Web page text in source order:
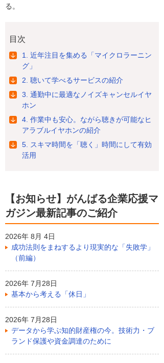
る。
目次
1. 近年注目を集める「マイクロラーニン
グ」
2. 聴いて学べるサービスの紹介
3. 通勤中に最適なノイズキャンセルイヤ
ホン
4. 作業中も安心。ながら聴きが可能なヒ
アラブルイヤホンの紹介
5. スキマ時間を「聴く」時間にして有効
活用
【お知らせ】がんばる企業応援マ
ガジン最新記事のご紹介
2026年 8月 4日
成功法則をまねするより現実的な「失敗学」
（前編）
2026年 7月28日
基本から考える「休日」
2026年 7月28日
データから学ぶ知的財産権の今。技術力・ブ
ランド保護や資金調達のために